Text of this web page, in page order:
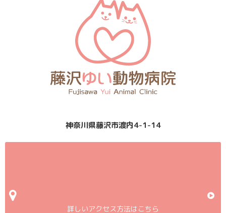
神奈川県藤沢市渡内4-1-14
詳しいアクセス方法はこちら